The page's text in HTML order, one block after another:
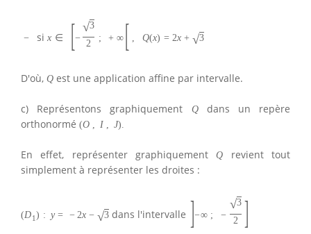
− six ∈ [−
√3
2
; + ∞ [ Q(x) = 2x + √3
D'où, Q est une application affine par intervalle.
c) Représentons graphiquement Qdans un repère
orthonormé (O , I , J).
En effet, représenter graphiquementQ
revient tout
simplement à représenter les droites :
(D1 ) : y = − 2x − √3dans l'intervalle ]−∞ ; −
√3
2 ]